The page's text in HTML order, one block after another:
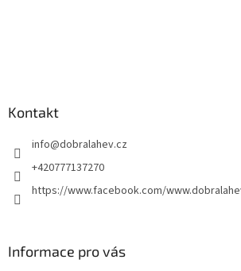
Kontakt
info@dobralahev.cz
+420777137270
https://www.facebook.com/
Informace pro vás